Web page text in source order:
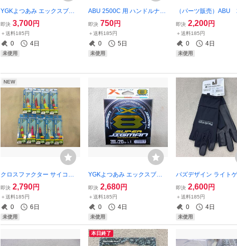
YGKよつあみ エックスブレ
イド スーパージグマンX8 2.5
号 300ｍ 45LB Xブレイド 8
本編み 送料185円 ライトジ
ギング
即決 3,700円
＋送料185円
0 4日
未使用
ABU 2500C 用 ハンドルナッ
ト 10ｍｍ幅 リテーナー 固定
ビス 3点セット ショートハン
ドル用 レア？ 5500C アブ ハ
ンドルロックナット
即決 750円
＋送料185円
0 5日
未使用
（パーツ販売）ABU
5001C 用 56ｍｍダブ
ンドル 超ショートハ
ブラック 5501C アブ
2501C 2500C 5000C
にも
即決 2,200円
＋送料185円
0 4日
未使用
NEW
クロスファクター サイコス
ッテドロッパー 2.0号 合計9
個 グロー 鉛スッテ イカメタ
ル オモリグ のアシストに 2
号 エギスッテ イカスッテ
即決 2,790円
＋送料185円
0 6日
未使用
YGKよつあみ エックスブレ
イド スーパージグマンX8 1
号 200ｍ 20LB Xブレイド 8
本編み 送料185円 1.0号 ライ
トジギング
即決 2,680円
＋送料185円
0 4日
未使用
パズデザイン ライトゲ
グローブ PGV-041 ブ
グレー Mサイズ
即決 2,600円
＋送料185円
0 4日
未使用
本日終了